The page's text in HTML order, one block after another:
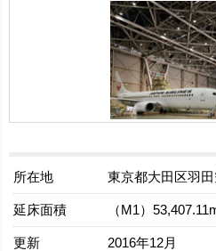
所在地 東京都大田区羽田
延床面積 （M1）
更新 2016年12月